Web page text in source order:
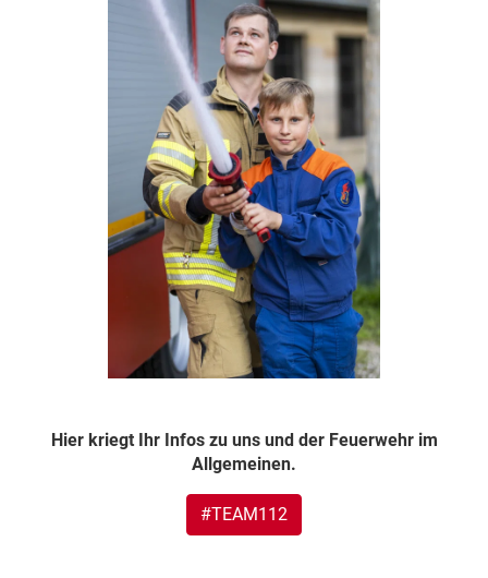
Hier kriegt Ihr Infos zu uns und der Feuerwehr im
Allgemeinen.
#TEAM112